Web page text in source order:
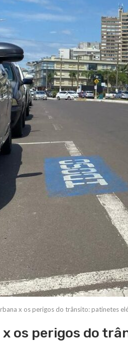
x os perigos do trânsito: patinetes
os perigos do